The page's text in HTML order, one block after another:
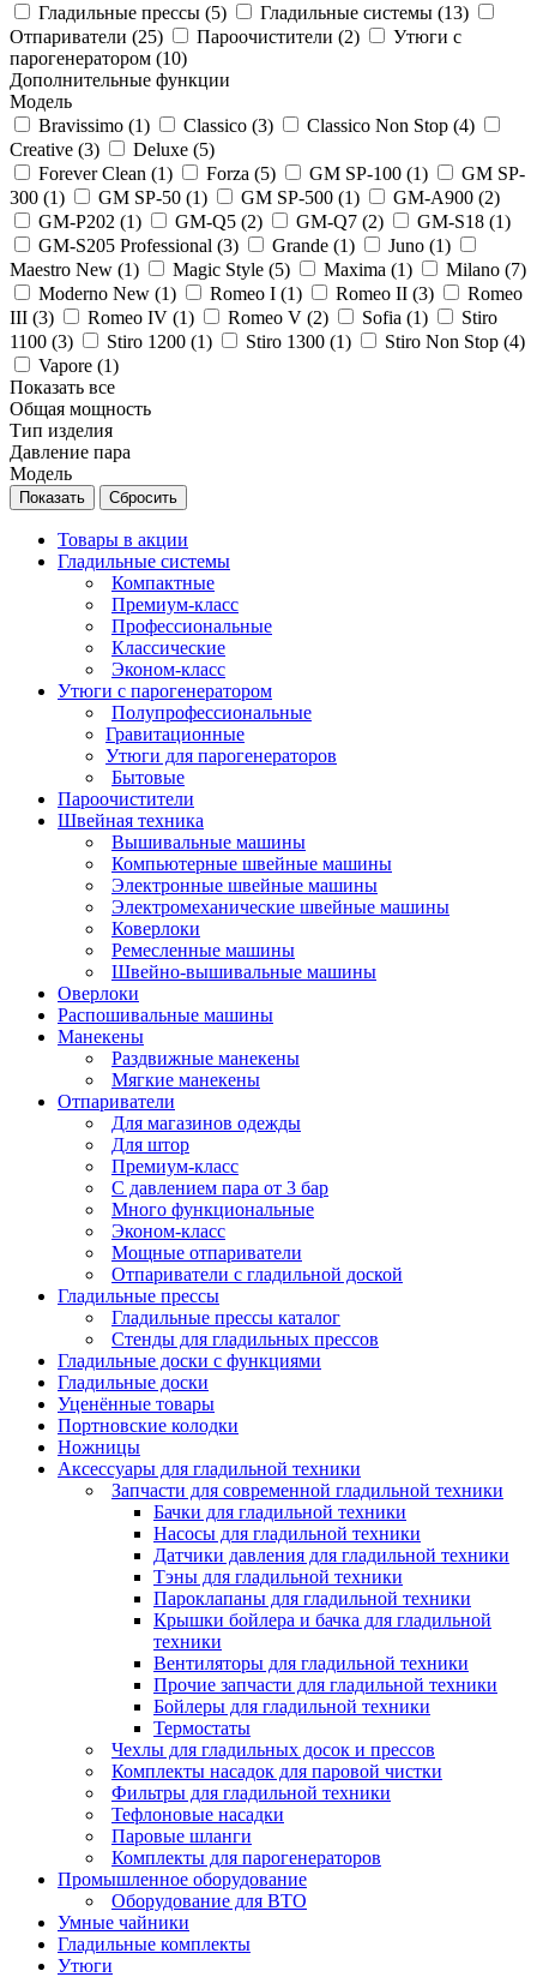
Гладильные прессы (5) Гладильные системы (13)
Отпариватели (25) Пароочистители (2)
Утюги с
парогенератором (10)
Дополнительные функции
Модель
Bravissimo (1) Classico (3) Classico Non Stop (4)
Creative (3) Deluxe (5)
Forever Clean (1) Forza (5) GM SP-100 (1)
GM SP-
300 (1) GM SP-50 (1) GM SP-500 (1) GM-A900 (2)
GM-P202 (1) GM-Q5 (2) GM-Q7 (2) GM-S18 (1)
GM-S205 Professional (3) Grande (1) Juno (1)
Maestro New (1) Magic Style (5) Maxima (1) Milano (7)
Moderno New (1) Romeo I (1) Romeo II (3)
Romeo
III (3) Romeo IV (1) Romeo V (2) Sofia (1)
Stiro
1100 (3) Stiro 1200 (1) Stiro 1300 (1) Stiro Non Stop (4)
Vapore (1)
Показать все
Общая мощность
Тип изделия
Давление пара
Модель
Сбросить
Товары в акции
Гладильные системы
Компактные
Премиум-класс
Профессиональные
Классические
Эконом-класс
Утюги с парогенератором
Полупрофессиональные
Гравитационные
Утюги для парогенераторов
Бытовые
Пароочистители
Швейная техника
Вышивальные машины
Компьютерные швейные машины
Электронные швейные машины
Электромеханические швейные машины
Коверлоки
Ремесленные машины
Швейно-вышивальные машины
Оверлоки
Распошивальные машины
Манекены
Раздвижные манекены
Мягкие манекены
Отпариватели
Для магазинов одежды
Для штор
Премиум-класс
С давлением пара от 3 бар
Много функциональные
Эконом-класс
Мощные отпариватели
Отпариватели с гладильной доской
Гладильные прессы
Гладильные прессы каталог
Стенды для гладильных прессов
Гладильные доски с функциями
Гладильные доски
Уценённые товары
Портновские колодки
Ножницы
Аксессуары для гладильной техники
Запчасти для современной гладильной техники
Бачки для гладильной техники
Насосы для гладильной техники
Датчики давления для гладильной техники
Тэны для гладильной техники
Пароклапаны для гладильной техники
Крышки бойлера и бачка для гладильной
техники
Вентиляторы для гладильной техники
Прочие запчасти для гладильной техники
Бойлеры для гладильной техники
Термостаты
Чехлы для гладильных досок и прессов
Комплекты насадок для паровой чистки
Фильтры для гладильной техники
Тефлоновые насадки
Паровые шланги
Комплекты для парогенераторов
Промышленное оборудование
Оборудование для ВТО
Умные чайники
Гладильные комплекты
Утюги